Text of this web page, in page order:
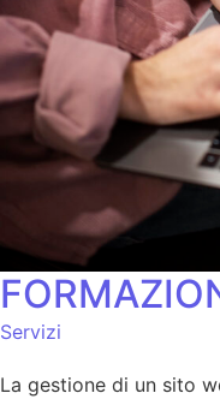
Servizi
La gestione di un sito